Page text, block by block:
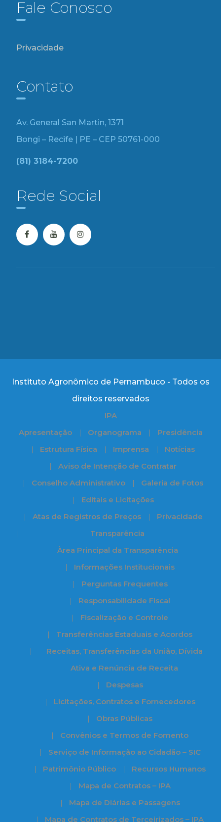
Fale Conosco
Privacidade
Contato
Av. General San Martin, 1371
Bongi – Recife | PE – CEP 50761-000
(81) 3184-7200
Rede Social
Instituto Agronômico de Pernambuco - Todos os
direitos reservados
IPA
Apresentação
Organograma
Presidência
Estrutura Física
Imprensa
Notícias
Aviso de Intenção de Contratar
Conselho Administrativo
Galeria de Fotos
Editais e Licitações
Atas de Registros de Preços
Privacidade
Transparência
Àrea Principal da Transparência
Informações Institucionais
Perguntas Frequentes
Responsabilidade Fiscal
Fiscalização e Controle
Transferências Estaduais e Acordos
Receitas, Transferências da União, Dívida
Ativa e Renúncia de Receita
Despesas
Licitações, Contratos e Fornecedores
Obras Públicas
Convênios e Termos de Fomento
Serviço de Informação ao Cidadão – SIC
Patrimônio Público
Recursos Humanos
Mapa de Contratos – IPA
Mapa de Diárias e Passagens
Mapa de Contratos de Terceirizados – IPA